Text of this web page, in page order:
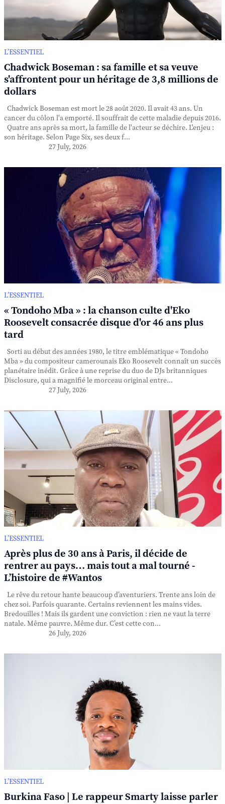
L’ESSENTIEL
Chadwick Boseman : sa famille et sa veuve
s'affrontent pour un héritage de 3,8 millions de
dollars
Chadwick Boseman est mort le 28 août 2020. Il avait 43 ans. Un
cancer du côlon l'a emporté. Il souffrait de cette maladie depuis 2016.
Quatre ans après sa mort, la famille de l'acteur se déchire. L'enjeu :
son héritage. Selon Page Six, ses deux f...
27 July, 2026
L’ESSENTIEL
« Tondoho Mba » : la chanson culte d'Eko
Roosevelt consacrée disque d'or 46 ans plus
tard
Sorti au début des années 1980, le titre emblématique « Tondoho
Mba » du compositeur camerounais Eko Roosevelt connaît un succès
planétaire inédit. Grâce à une reprise du duo de DJs britanniques
Disclosure, qui a magnifié le morceau original entre...
27 July, 2026
L’ESSENTIEL
Après plus de 30 ans à Paris, il décide de
rentrer au pays… mais tout a mal tourné -
L’histoire de #Wantos
Le rêve du retour hante beaucoup d’aventuriers. Trente ans loin de
chez soi. Parfois quarante. Certains reviennent les mains vides.
Bredouilles ! Mais ils gardent une conviction : rien ne vaut la terre
natale. Même pauvre. Même dur. C’est cette con...
26 July, 2026
L’ESSENTIEL
Burkina Faso | Le rappeur Smarty laisse parler